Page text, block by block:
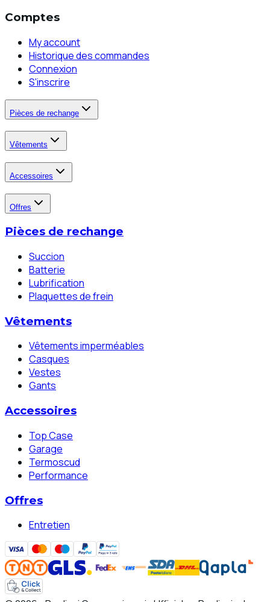
Comptes
My account
Historique des commandes
Connexion
S'inscrire
Pièces de rechange
Vêtements
Accessoires
Offres
Pièces de rechange
Succion
Batterie
Lubrification
Plaquettes de frein
Vêtements
Vêtements imperméables
Casques
Vestes
Gants
Accessoires
Top Case
Garage
Termoscud
Performance
Offres
Entretien